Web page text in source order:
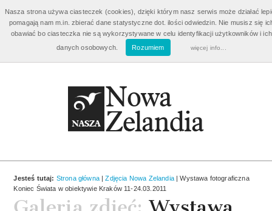
Bilety Nowa Zelandia od 3960 zł
Wycieczki Nowa Zelandiaod 3810 zł
Emigracja i Praca w Nowej ZelandiiAplikuj o wizę!
Jesteś tutaj: Strona główna|Zdjęcia Nowa Zelandia| Wystawa fotograficzna
Koniec Świata w obiektywie Kraków 11-24.03.2011
Nasza strona używa ciasteczek (cookies), dzięki którym nasz serwis może działać
pomagają nam m.in. zbierać dane statystyczne dot. ilości odwiedzin. Nie musisz się
obawiać bo ciasteczka nie są wykorzystywane w celu identyfikacji użytkowników i ich
danych osobowych.
Rozumiem więcej info...